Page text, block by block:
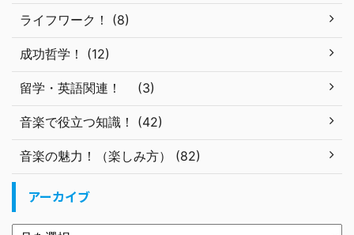
ライフワーク！ (8)
成功哲学！ (12)
留学・英語関連！ (3)
音楽で役立つ知識！ (42)
音楽の魅力！（楽しみ方） (82)
アーカイブ